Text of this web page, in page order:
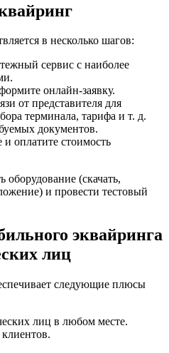
в несколько шагов:
сервис с наиболее
онлайн-заявку.
от представителя для
терминала, тарифа и т. д.
документов.
оплатите стоимость
оборудование (скачать,
и провести тестовый
эквайринга
лиц
следующие плюсы
лиц в любом месте.